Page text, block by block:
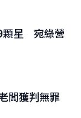
顆星 宛綠營
闆獲判無罪